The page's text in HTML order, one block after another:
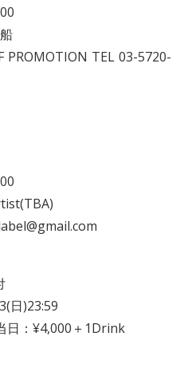
PROMOTION TEL 03-5720-
日)23:59
日：¥4,000＋1Drink